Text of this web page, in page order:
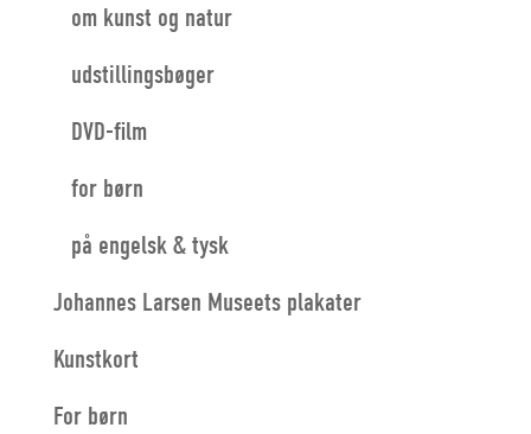
om kunst og natur
udstillingsbøger
DVD-film
for børn
på engelsk & tysk
Johannes Larsen Museets plakater
Kunstkort
For børn